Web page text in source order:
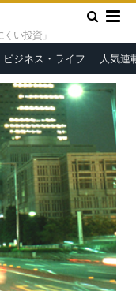
い投資」
ビジネス・ライフ 人気連
含みで4685.30ドル、